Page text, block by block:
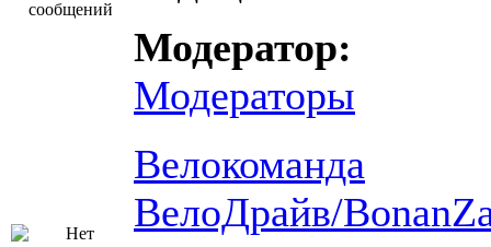
Модератор:
Модераторы
Велокоманда
ВелоДрайв/